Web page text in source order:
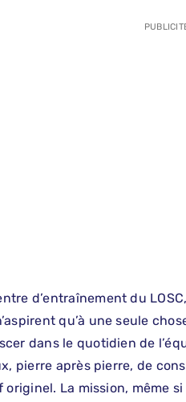
d’entraînement du
qu’à une seule
dans le quotidien de
pierre après pierre, de
La mission, même